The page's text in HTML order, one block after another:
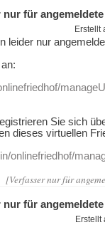
nur für
Erstellt
leider nur
Sie sich
dieses virtuellen
onlinefriedhof/
[Verfasser nur für
nur für
Erstellt